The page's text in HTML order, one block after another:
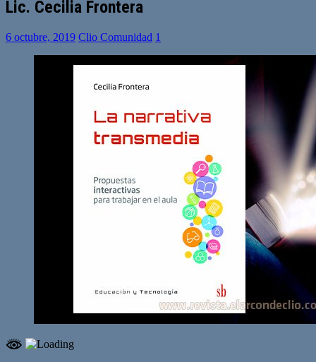
Lic. Cecilia Frontera
6 octubre, 2019 Clio Comunidad 1